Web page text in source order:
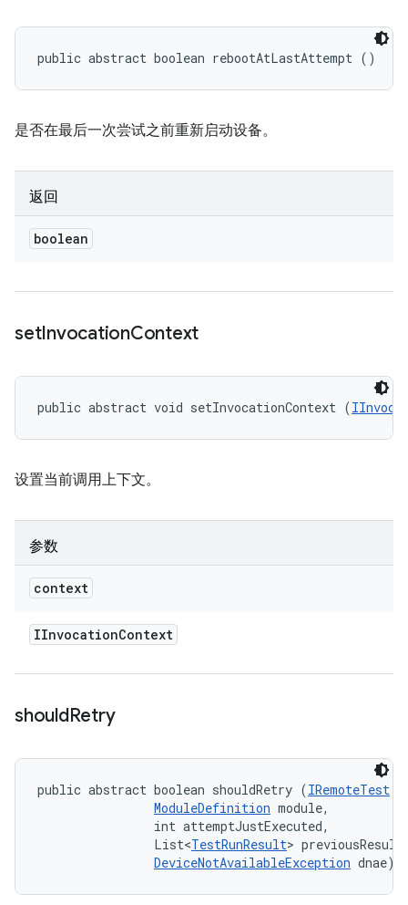
public abstract boolean rebootAtLastAttempt ()
是否在最后一次尝试之前重新启动设备。
返回
boolean
setInvocationContext
public abstract void setInvocationContext (
设置当前调用上下文。
参数
context
IInvocationContext
shouldRetry
public abstract boolean shouldRetry (IRemoteTest
ModuleDefinition module,
                int attemptJustExecuted,
                List<
TestRunResult>
DeviceNotAvailableException dnae)